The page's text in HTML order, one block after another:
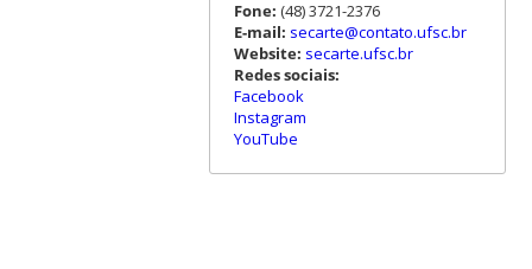
Fone: (48) 3721-2376
E-mail: secarte@contato.ufsc.br
Website: secarte.ufsc.br
Redes sociais:
Facebook
Instagram
YouTube